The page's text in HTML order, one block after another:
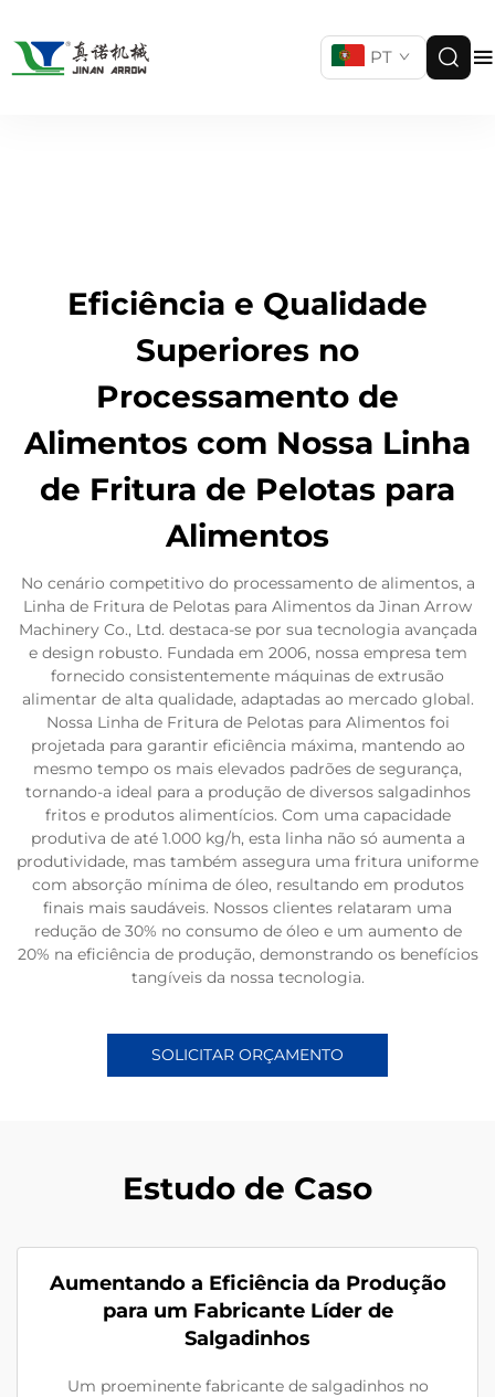
PT
Eficiência e Qualidade
Superiores no
Processamento de
Alimentos com Nossa Linha
de Fritura de Pelotas para
Alimentos
No cenário competitivo do processamento de alimentos, a
Linha de Fritura de Pelotas para Alimentos da Jinan Arrow
Machinery Co., Ltd. destaca-se por sua tecnologia avançada
e design robusto. Fundada em 2006, nossa empresa tem
fornecido consistentemente máquinas de extrusão
alimentar de alta qualidade, adaptadas ao mercado global.
Nossa Linha de Fritura de Pelotas para Alimentos foi
projetada para garantir eficiência máxima, mantendo ao
mesmo tempo os mais elevados padrões de segurança,
tornando-a ideal para a produção de diversos salgadinhos
fritos e produtos alimentícios. Com uma capacidade
produtiva de até 1.000 kg/h, esta linha não só aumenta a
produtividade, mas também assegura uma fritura uniforme
com absorção mínima de óleo, resultando em produtos
finais mais saudáveis. Nossos clientes relataram uma
redução de 30% no consumo de óleo e um aumento de
20% na eficiência de produção, demonstrando os benefícios
tangíveis da nossa tecnologia.
SOLICITAR ORÇAMENTO
Estudo de Caso
Aumentando a Eficiência da Produção
para um Fabricante Líder de
Salgadinhos
Um proeminente fabricante de salgadinhos no